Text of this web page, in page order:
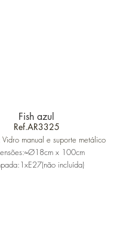
Fish azul
Ref.AR3325
manual e suporte metálico
x 100cm
incluída)